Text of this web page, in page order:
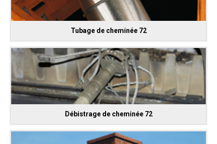
Tubage de cheminée 72
Débistrage de cheminée 72